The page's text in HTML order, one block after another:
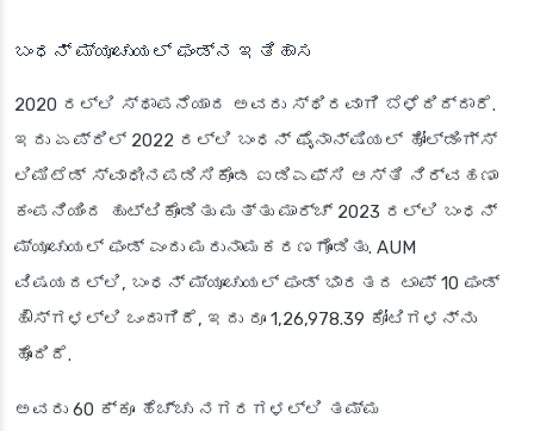
ಬಂಧನ್ ಮ್ಯೂಚುಯಲ್ ಫಂಡ್‌ನ ಇತಿಹಾಸ
2020 ರಲ್ಲಿ ಸ್ಥಾಪನೆಯಾದ ಅವರು ಸ್ಥಿರವಾಗಿ ಬೆಳೆದಿದ್ದಾರೆ.
ಇದು ಏಪ್ರಿಲ್ 2022 ರಲ್ಲಿ ಬಂಧನ್ ಫೈನಾನ್ಷಿಯಲ್ ಹೋಲ್ಡಿಂಗ್ಸ್
ಲಿಮಿಟೆಡ್ ಸ್ವಾಧೀನಪಡಿಸಿಕೊಂಡ ಐಡಿಎಫ್‌ಸಿ ಆಸ್ತಿ ನಿರ್ವಹಣಾ
ಕಂಪನಿಯಿಂದ ಹುಟ್ಟಿಕೊಂಡಿತು ಮತ್ತು ಮಾರ್ಚ್ 2023 ರಲ್ಲಿ ಬಂಧನ್
ಮ್ಯೂಚುಯಲ್ ಫಂಡ್ ಎಂದು ಮರುನಾಮಕರಣಗೊಂಡಿತು. AUM
ವಿಷಯದಲ್ಲಿ, ಬಂಧನ್ ಮ್ಯೂಚುಯಲ್ ಫಂಡ್ ಭಾರತದ ಟಾಪ್ 10 ಫಂಡ್
ಹೌಸ್‌ಗಳಲ್ಲಿ ಒಂದಾಗಿದೆ, ಇದು ರೂ 1,26,978.39 ಕೋಟಿಗಳನ್ನು
ಹೊಂದಿದೆ.
ಅವರು 60 ಕ್ಕೂ ಹೆಚ್ಚು ನಗರಗಳಲ್ಲಿ ತಮ್ಮ